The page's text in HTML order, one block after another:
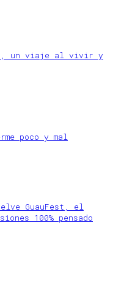
un viaje al vivir y
poco y mal
GuauFest, el
100% pensado